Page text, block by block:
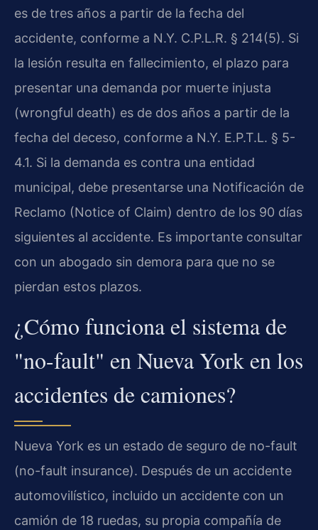
es de tres años a partir de la fecha del
accidente, conforme a N.Y. C.P.L.R. § 214(5). Si
la lesión resulta en fallecimiento, el plazo para
presentar una demanda por muerte injusta
(wrongful death) es de dos años a partir de la
fecha del deceso, conforme a N.Y. E.P.T.L. § 5-
4.1. Si la demanda es contra una entidad
municipal, debe presentarse una Notificación de
Reclamo (Notice of Claim) dentro de los 90 días
siguientes al accidente. Es importante consultar
con un abogado sin demora para que no se
pierdan estos plazos.
¿Cómo funciona el sistema de
"no-fault" en Nueva York en los
accidentes de camiones?
Nueva York es un estado de seguro de no-fault
(no-fault insurance). Después de un accidente
automovilístico, incluido un accidente con un
camión de 18 ruedas, su propia compañía de